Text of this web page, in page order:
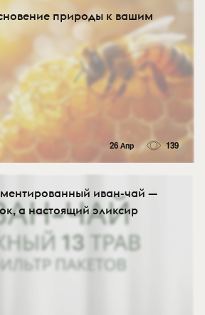
природы к вашим
26 Апр 139
иван-чай —
а настоящий эликсир